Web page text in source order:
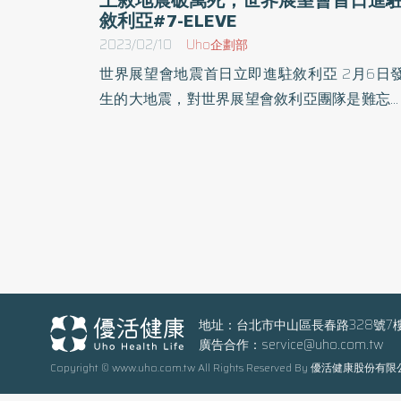
敘利亞#7-ELEVE
2023/02/10 Uho企劃部
世界展望會地震首日立即進駐敘利亞 2月6日發
生的大地震，對世界展望會敘利亞團隊是難忘的
失去家園，流連街頭。劫後餘生的災民們目前
需要的就是維生必須物品的補給，食、衣、住
物資品迅速進入現場是首要任務。世界展望會敘
利亞團隊在大地震發生前就已部署在敘利亞西
地址：台北市中山區長春路328號7
廣告合作： service@uho.com.tw
Copyright © www.uho.com.tw All Rights Reserved By 優活健康股份有限